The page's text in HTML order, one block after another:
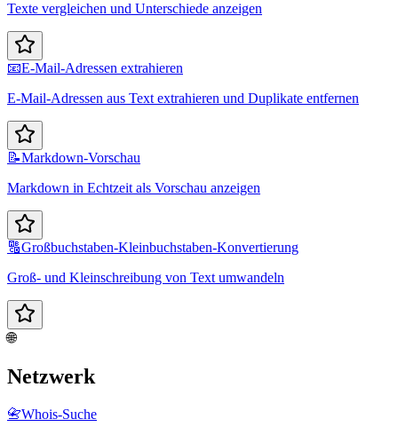
Texte vergleichen und Unterschiede anzeigen
📧E-Mail-Adressen extrahieren
E-Mail-Adressen aus Text extrahieren und Duplikate entfernen
📝Markdown-Vorschau
Markdown in Echtzeit als Vorschau anzeigen
🔠Großbuchstaben-Kleinbuchstaben-Konvertierung
Groß- und Kleinschreibung von Text umwandeln
🌐
Netzwerk
📇Whois-Suche